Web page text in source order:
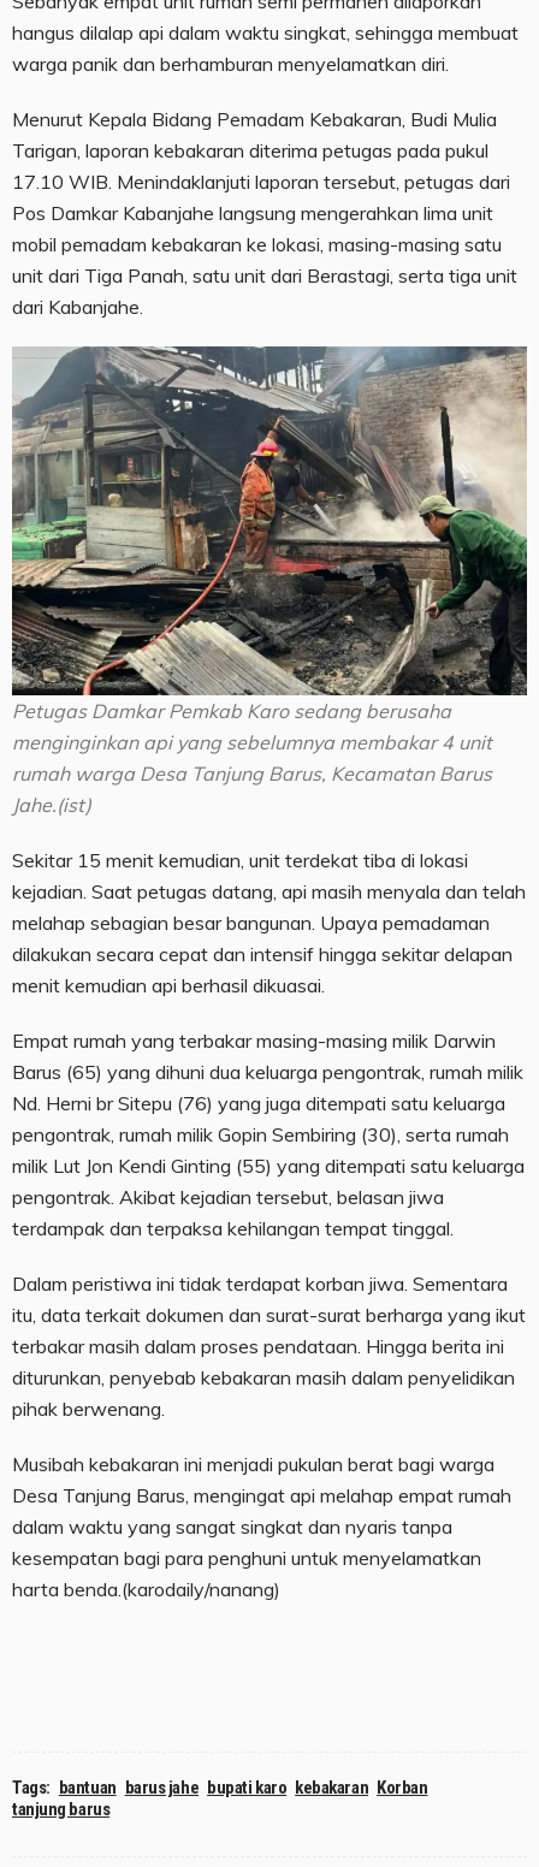
hangus dilalap api dalam waktu singkat, sehingga membuat
warga panik dan berhamburan menyelamatkan diri.
Menurut Kepala Bidang Pemadam Kebakaran, Budi Mulia
Tarigan, laporan kebakaran diterima petugas pada pukul
17.10 WIB. Menindaklanjuti laporan tersebut, petugas dari
Pos Damkar Kabanjahe langsung mengerahkan lima unit
mobil pemadam kebakaran ke lokasi, masing-masing satu
unit dari Tiga Panah, satu unit dari Berastagi, serta tiga unit
dari Kabanjahe.
Petugas Damkar Pemkab Karo sedang berusaha
menginginkan api yang sebelumnya membakar 4 unit
rumah warga Desa Tanjung Barus, Kecamatan Barus
Jahe.(ist)
Sekitar 15 menit kemudian, unit terdekat tiba di lokasi
kejadian. Saat petugas datang, api masih menyala dan telah
melahap sebagian besar bangunan. Upaya pemadaman
dilakukan secara cepat dan intensif hingga sekitar delapan
menit kemudian api berhasil dikuasai.
Empat rumah yang terbakar masing-masing milik Darwin
Barus (65) yang dihuni dua keluarga pengontrak, rumah milik
Nd. Herni br Sitepu (76) yang juga ditempati satu keluarga
pengontrak, rumah milik Gopin Sembiring (30), serta rumah
milik Lut Jon Kendi Ginting (55) yang ditempati satu keluarga
pengontrak. Akibat kejadian tersebut, belasan jiwa
terdampak dan terpaksa kehilangan tempat tinggal.
Dalam peristiwa ini tidak terdapat korban jiwa. Sementara
itu, data terkait dokumen dan surat-surat berharga yang ikut
terbakar masih dalam proses pendataan. Hingga berita ini
diturunkan, penyebab kebakaran masih dalam penyelidikan
pihak berwenang.
Musibah kebakaran ini menjadi pukulan berat bagi warga
Desa Tanjung Barus, mengingat api melahap empat rumah
dalam waktu yang sangat singkat dan nyaris tanpa
kesempatan bagi para penghuni untuk menyelamatkan
harta benda.(karodaily/nanang)
Tags: bantuan barus jahe bupati karo kebakaran Korban
tanjung barus